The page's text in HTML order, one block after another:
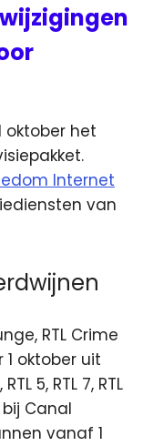
oktober het
Internet
van
RTL Crime
1 oktober uit
5, RTL 7, RTL
Canal
vanaf 1